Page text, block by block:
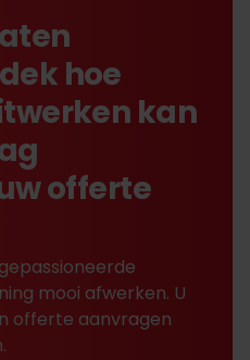
hoe
kan
offerte
mooi afwerken. U
offerte aanvragen